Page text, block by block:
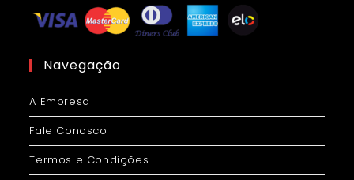
Navegação
A Empresa
Fale Conosco
Termos e Condições